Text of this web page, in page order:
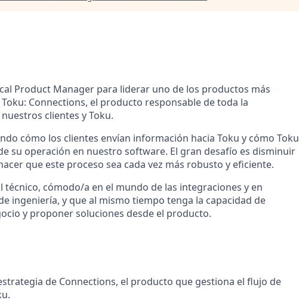
Product Manager para liderar uno de los productos más
Connections, el producto responsable de toda la
clientes y Toku.
cómo los clientes envían información hacia Toku y cómo Toku
su operación en nuestro software. El gran desafío es disminuir
que este proceso sea cada vez más robusto y eficiente.
técnico, cómodo/a en el mundo de las integraciones y en
ingeniería, y que al mismo tiempo tenga la capacidad de
y proponer soluciones desde el producto.
de Connections, el producto que gestiona el flujo de